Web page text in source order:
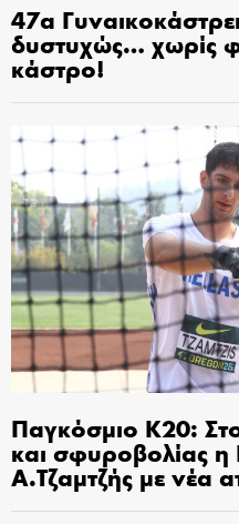
47α
δυστυχώς… χωρίς
κάστρο!
Παγκόσμιο Κ20:
και σφυροβολίας
Α.Τζαμτζής με νέα